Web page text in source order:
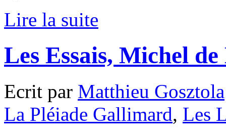
Lire la suite
Les Essais, Michel
Ecrit par Matthieu Gosztola
La Pléiade Gallimard, Les